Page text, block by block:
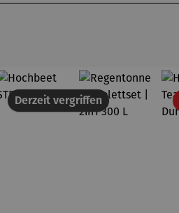
Derzeit vergriffen